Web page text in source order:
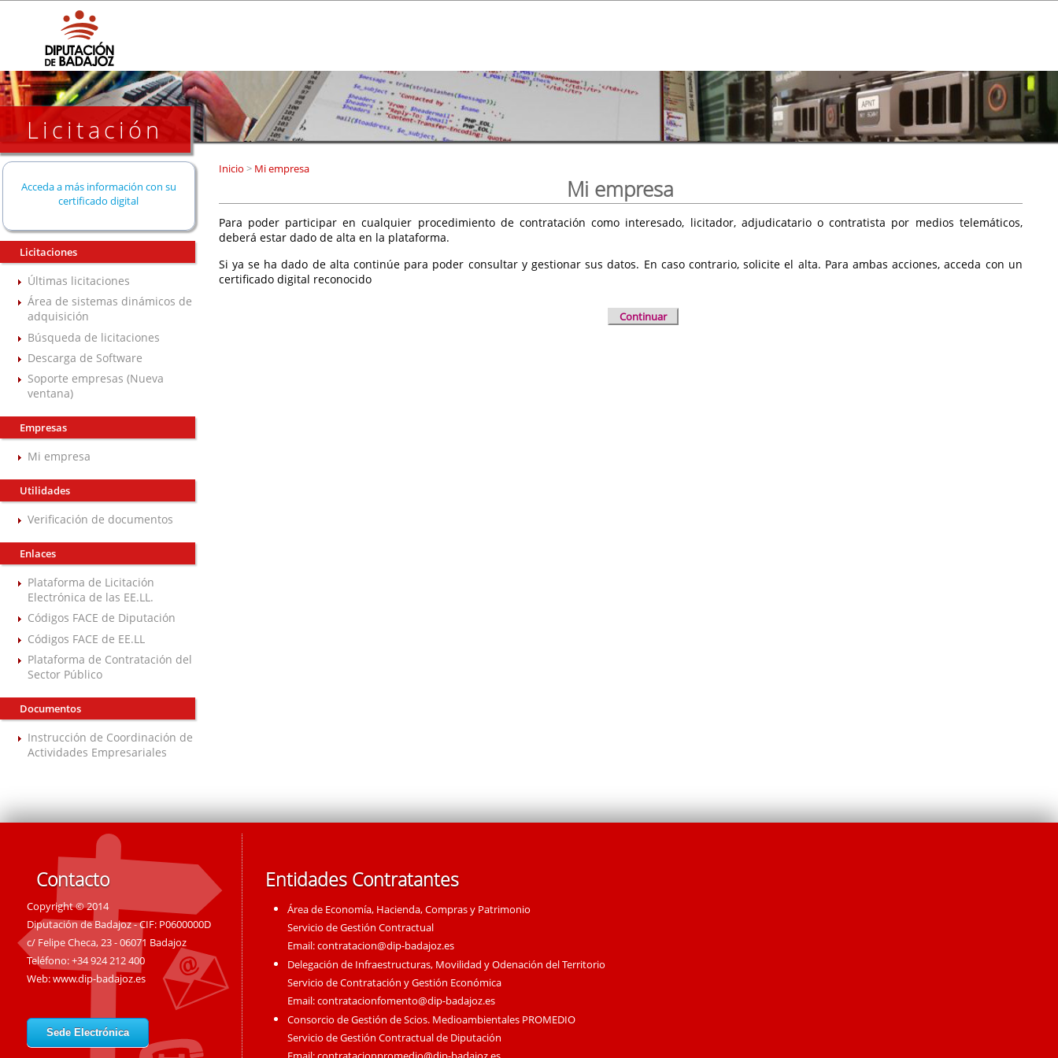
Licitación
Acceda a más información con su
certificado digital
Licitaciones
Últimas licitaciones
Área de sistemas dinámicos de
adquisición
Búsqueda de licitaciones
Descarga de Software
Soporte empresas (Nueva
ventana)
Empresas
Mi empresa
Utilidades
Verificación de documentos
Enlaces
Plataforma de Licitación
Electrónica de las EE.LL.
Códigos FACE de Diputación
Códigos FACE de EE.LL
Plataforma de Contratación del
Sector Público
Documentos
Instrucción de Coordinación de
Actividades Empresariales
Inicio >Mi empresa
Mi empresa
Para poder participar en cualquier procedimiento de contratación como interesado, licitador, adjudicatario o contratista por medios telemáticos,
deberá estar dado de alta en la plataforma.
Si ya se ha dado de alta continúe para poder consultar y gestionar sus datos. En caso contrario, solicite el alta. Para ambas acciones, acceda con un
certificado digital reconocido
Continuar
Contacto
Copyright © 2014
Diputación de Badajoz - CIF: P0600000D
c/ Felipe Checa, 23 - 06071 Badajoz
Teléfono: +34 924 212 400
Web:www.dip-badajoz.es
Sede Electrónica
Entidades Contratantes
Área de Economía, Hacienda, Compras y Patrimonio
Servicio de Gestión Contractual
Email:contratacion@dip-badajoz.es
Delegación de Infraestructuras, Movilidad y Odenación del Territorio
Servicio de Contratación y Gestión Económica
Email:contratacionfomento@dip-badajoz.es
Consorcio de Gestión de Scios. Medioambientales PROMEDIO
Servicio de Gestión Contractual de Diputación